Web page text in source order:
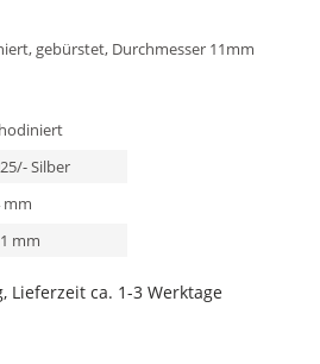
gebürstet, Durchmesser 11mm
Silber
mm
mm
Lieferzeit ca. 1-3 Werktage